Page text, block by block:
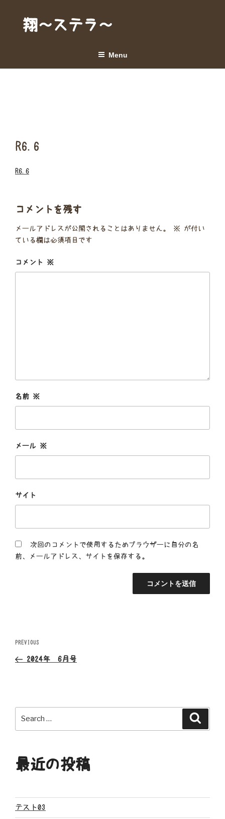
content翔～ステラ～
Menu
R6.6
R6.6
コメントを残す
メールアドレスが公開されることはありません。 ※ が付い
ている欄は必須項目です
コメント ※
名前 ※
メール ※
サイト
次回のコメントで使用するためブラウザーに自分の名
前、メールアドレス、サイトを保存する。
投
稿
ビ
ゲ
シ
ン
Previous
Post
PREVIOUS
2024年 6月号
最近の投稿
テスト03